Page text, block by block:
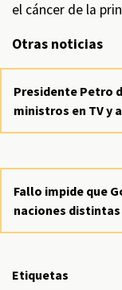
el cáncer de la
Otras noticias
Presidente Petro
ministros en TV y
Fallo impide que
naciones distintas
Etiquetas